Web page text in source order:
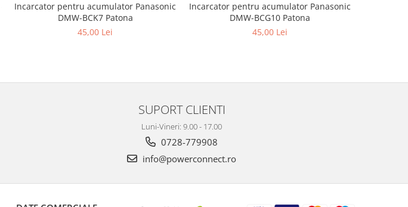
Incarcator pentru acumulator Panasonic
DMW-BCK7 Patona
45,00 Lei
Incarcator pentru acumulator Panasonic
DMW-BCG10 Patona
45,00 Lei
SUPORT CLIENTI
Luni-Vineri: 9.00 - 17.00
0728-779908
info@powerconnect.ro